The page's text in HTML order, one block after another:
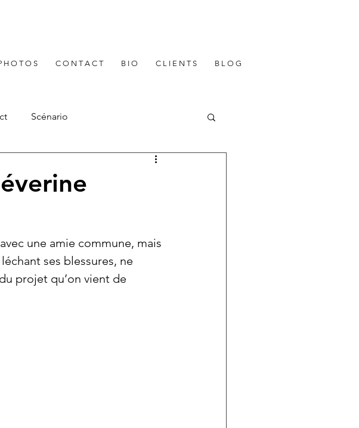
H O T O S C O N T A C T B I O C L I E N T S B L O G
Scénario
une amie commune, mais
ses blessures, ne
projet qu’on vient de